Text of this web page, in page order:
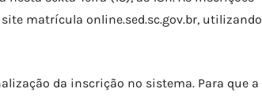
matrícula online.sed.sc.gov.br, utilizando
da inscrição no sistema. Para que a